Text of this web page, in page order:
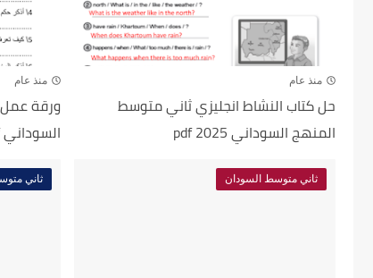
منذ عام
حل كتاب النشاط انجليزي ثاني متوسط
المنهج السوداني 2025 pdf
منذ عام
ورقة عمل
السوداني pdf
ثاني متوسط السودان ثاني